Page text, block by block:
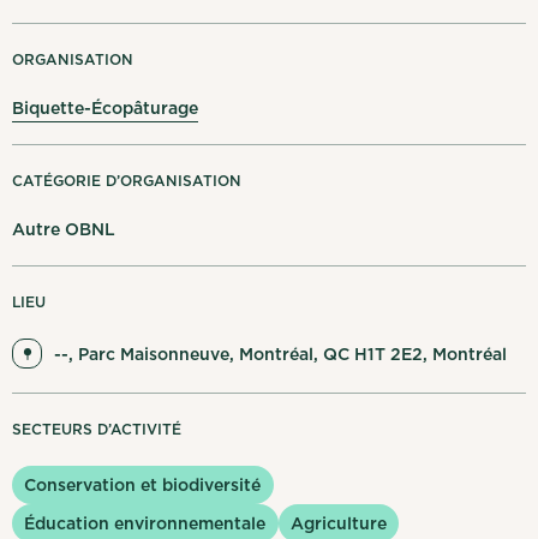
ORGANISATION
Biquette-Écopâturage
CATÉGORIE D’ORGANISATION
Autre OBNL
LIEU
--, Parc Maisonneuve, Montréal, QC H1T 2E2, Montréal
SECTEURS D’ACTIVITÉ
Conservation et biodiversité
Éducation environnementale Agriculture